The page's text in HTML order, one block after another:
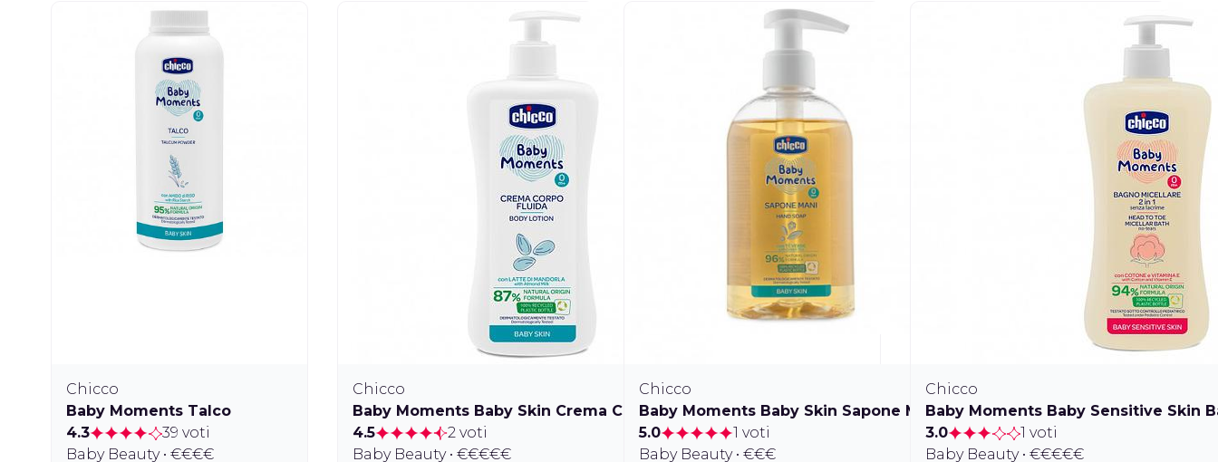
Chicco
Baby Moments Talco
4.3
39 voti
Baby Beauty • €€€€
Chicco
Baby Moments Baby Skin Crema Corpo Fluida
4.5
2 voti
Baby Beauty • €€€€€
Chicco
Baby Moments Baby Skin Sapone Mani
5.0
1 voti
Baby Beauty • €€€
Chicco
Baby Moments Baby Sensitive Skin
3.0
1 voti
Baby Beauty • €€€€€